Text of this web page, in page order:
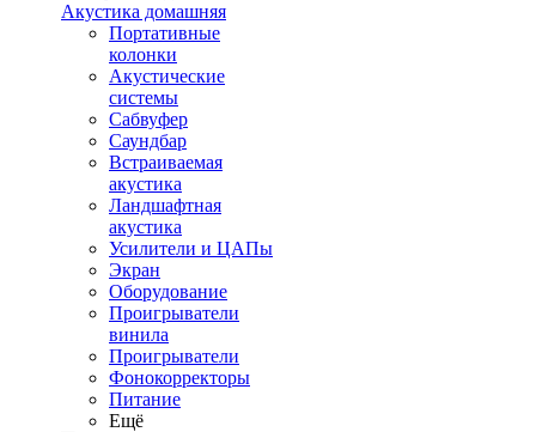
Акустика домашняя
Портативные
колонки
Акустические
системы
Сабвуфер
Саундбар
Встраиваемая
акустика
Ландшафтная
акустика
Усилители и ЦАПы
Экран
Оборудование
Проигрыватели
винила
Проигрыватели
Фонокорректоры
Питание
Ещё